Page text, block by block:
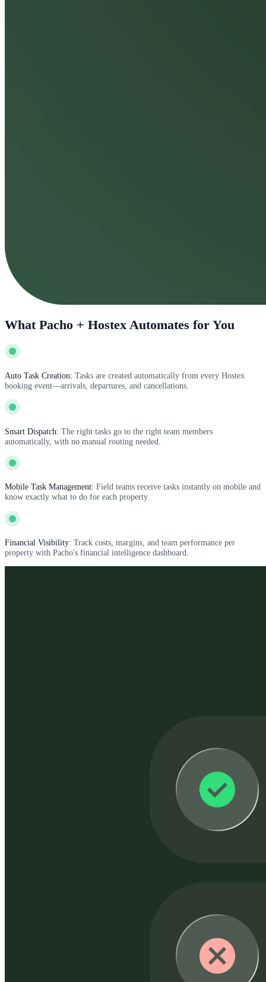
What Pacho + Hostex Automates for You
Auto Task Creation: Tasks are created automatically from every Hostex
booking event—arrivals, departures, and cancellations.
Smart Dispatch: The right tasks go to the right team members
automatically, with no manual routing needed.
Mobile Task Management: Field teams receive tasks instantly on mobile and
know exactly what to do for each property.
Financial Visibility: Track costs, margins, and team performance per
property with Pacho's financial intelligence dashboard.